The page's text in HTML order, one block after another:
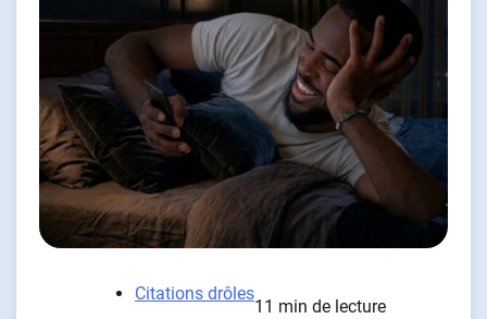
Citations drôles
11 min de lecture